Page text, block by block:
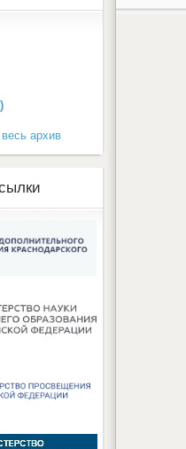
архив